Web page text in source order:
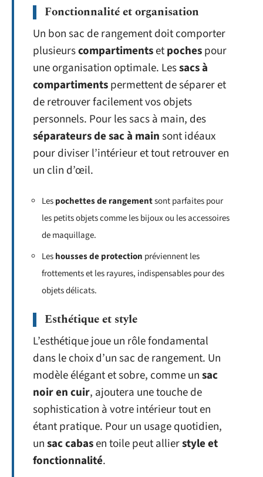
Fonctionnalité et organisation
Un bon sac de rangement doit comporter
plusieurscompartimentsetpochespour
une organisation optimale. Lessacs à
compartimentspermettent de séparer et
de retrouver facilement vos objets
personnels. Pour les sacs à main, des
séparateurs de sac à mainsont idéaux
pour diviser l’intérieur et tout retrouver en
un clin d’œil.
Lespochettes de rangementsont parfaites pour
les petits objets comme les bijoux ou les accessoires
de maquillage.
Leshousses de protection préviennent les
frottements et les rayures, indispensables pour des
objets délicats.
Esthétique et style
L’esthétique joue un rôle fondamental
dans le choix d’un sac de rangement. Un
modèle élégant et sobre, comme unsac
noir en cuir, ajoutera une touche de
sophistication à votre intérieur tout en
étant pratique. Pour un usage quotidien,
unsac cabasen toile peut allierstyle et
fonctionnalité.